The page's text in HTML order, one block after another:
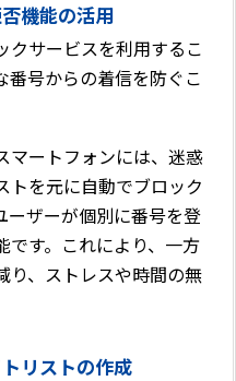
機能の活用
クサービスを利用するこ
番号からの着信を防ぐこ
マートフォンには、迷惑
トを元に自動でブロック
ーザーが個別に番号を登
です。これにより、一方
り、ストレスや時間の無
リストの作成